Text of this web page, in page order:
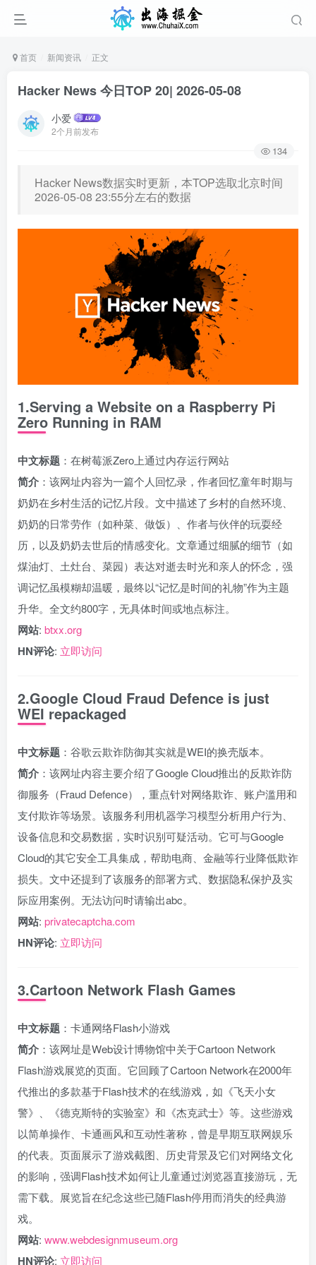
首页 新闻资讯 正文
Hacker News 今日TOP 20| 2026-05-08
小爱
2个月前发布
134
Hacker News数据实时更新，本TOP选取北京时间
2026-05-08 23:55分左右的数据
1.Serving a Website on a Raspberry Pi
Zero Running in RAM
中文标题 ：在树莓派Zero上通过内存运行网站
简介 ：该网址内容为一篇个人回忆录，作者回忆童年时期与
奶奶在乡村生活的记忆片段。文中描述了乡村的自然环境、
奶奶的日常劳作（如种菜、做饭）、作者与伙伴的玩耍经
历，以及奶奶去世后的情感变化。文章通过细腻的细节（如
煤油灯、土灶台、菜园）表达对逝去时光和亲人的怀念，强
调记忆虽模糊却温暖，最终以“记忆是时间的礼物”作为主题
升华。全文约800字，无具体时间或地点标注。
网站: btxx.org
HN评论: 立即访问
2.Google Cloud Fraud Defence is just
WEI repackaged
中文标题 ：谷歌云欺诈防御其实就是WEI的换壳版本。
简介 ：该网址内容主要介绍了Google Cloud推出的反欺诈防
御服务（Fraud Defence），重点针对网络欺诈、账户滥用和
支付欺诈等场景。该服务利用机器学习模型分析用户行为、
设备信息和交易数据，实时识别可疑活动。它可与Google
Cloud的其它安全工具集成，帮助电商、金融等行业降低欺诈
损失。文中还提到了该服务的部署方式、数据隐私保护及实
际应用案例。无法访问时请输出abc。
网站: privatecaptcha.com
HN评论: 立即访问
3.Cartoon Network Flash Games
中文标题 ：卡通网络Flash小游戏
简介 ：该网址是Web设计博物馆中关于Cartoon Network
Flash游戏展览的页面。它回顾了Cartoon Network在2000年
代推出的多款基于Flash技术的在线游戏，如《飞天小女
警》、《德克斯特的实验室》和《杰克武士》等。这些游戏
以简单操作、卡通画风和互动性著称，曾是早期互联网娱乐
的代表。页面展示了游戏截图、历史背景及它们对网络文化
的影响，强调Flash技术如何让儿童通过浏览器直接游玩，无
需下载。展览旨在纪念这些已随Flash停用而消失的经典游
戏。
网站: www.webdesignmuseum.org
HN评论: 立即访问